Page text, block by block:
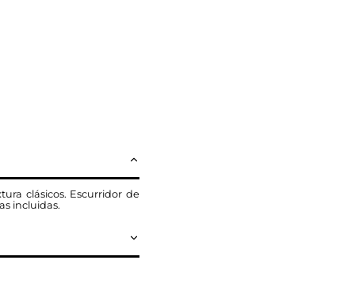
clásicos. Escurridor de
incluidas.